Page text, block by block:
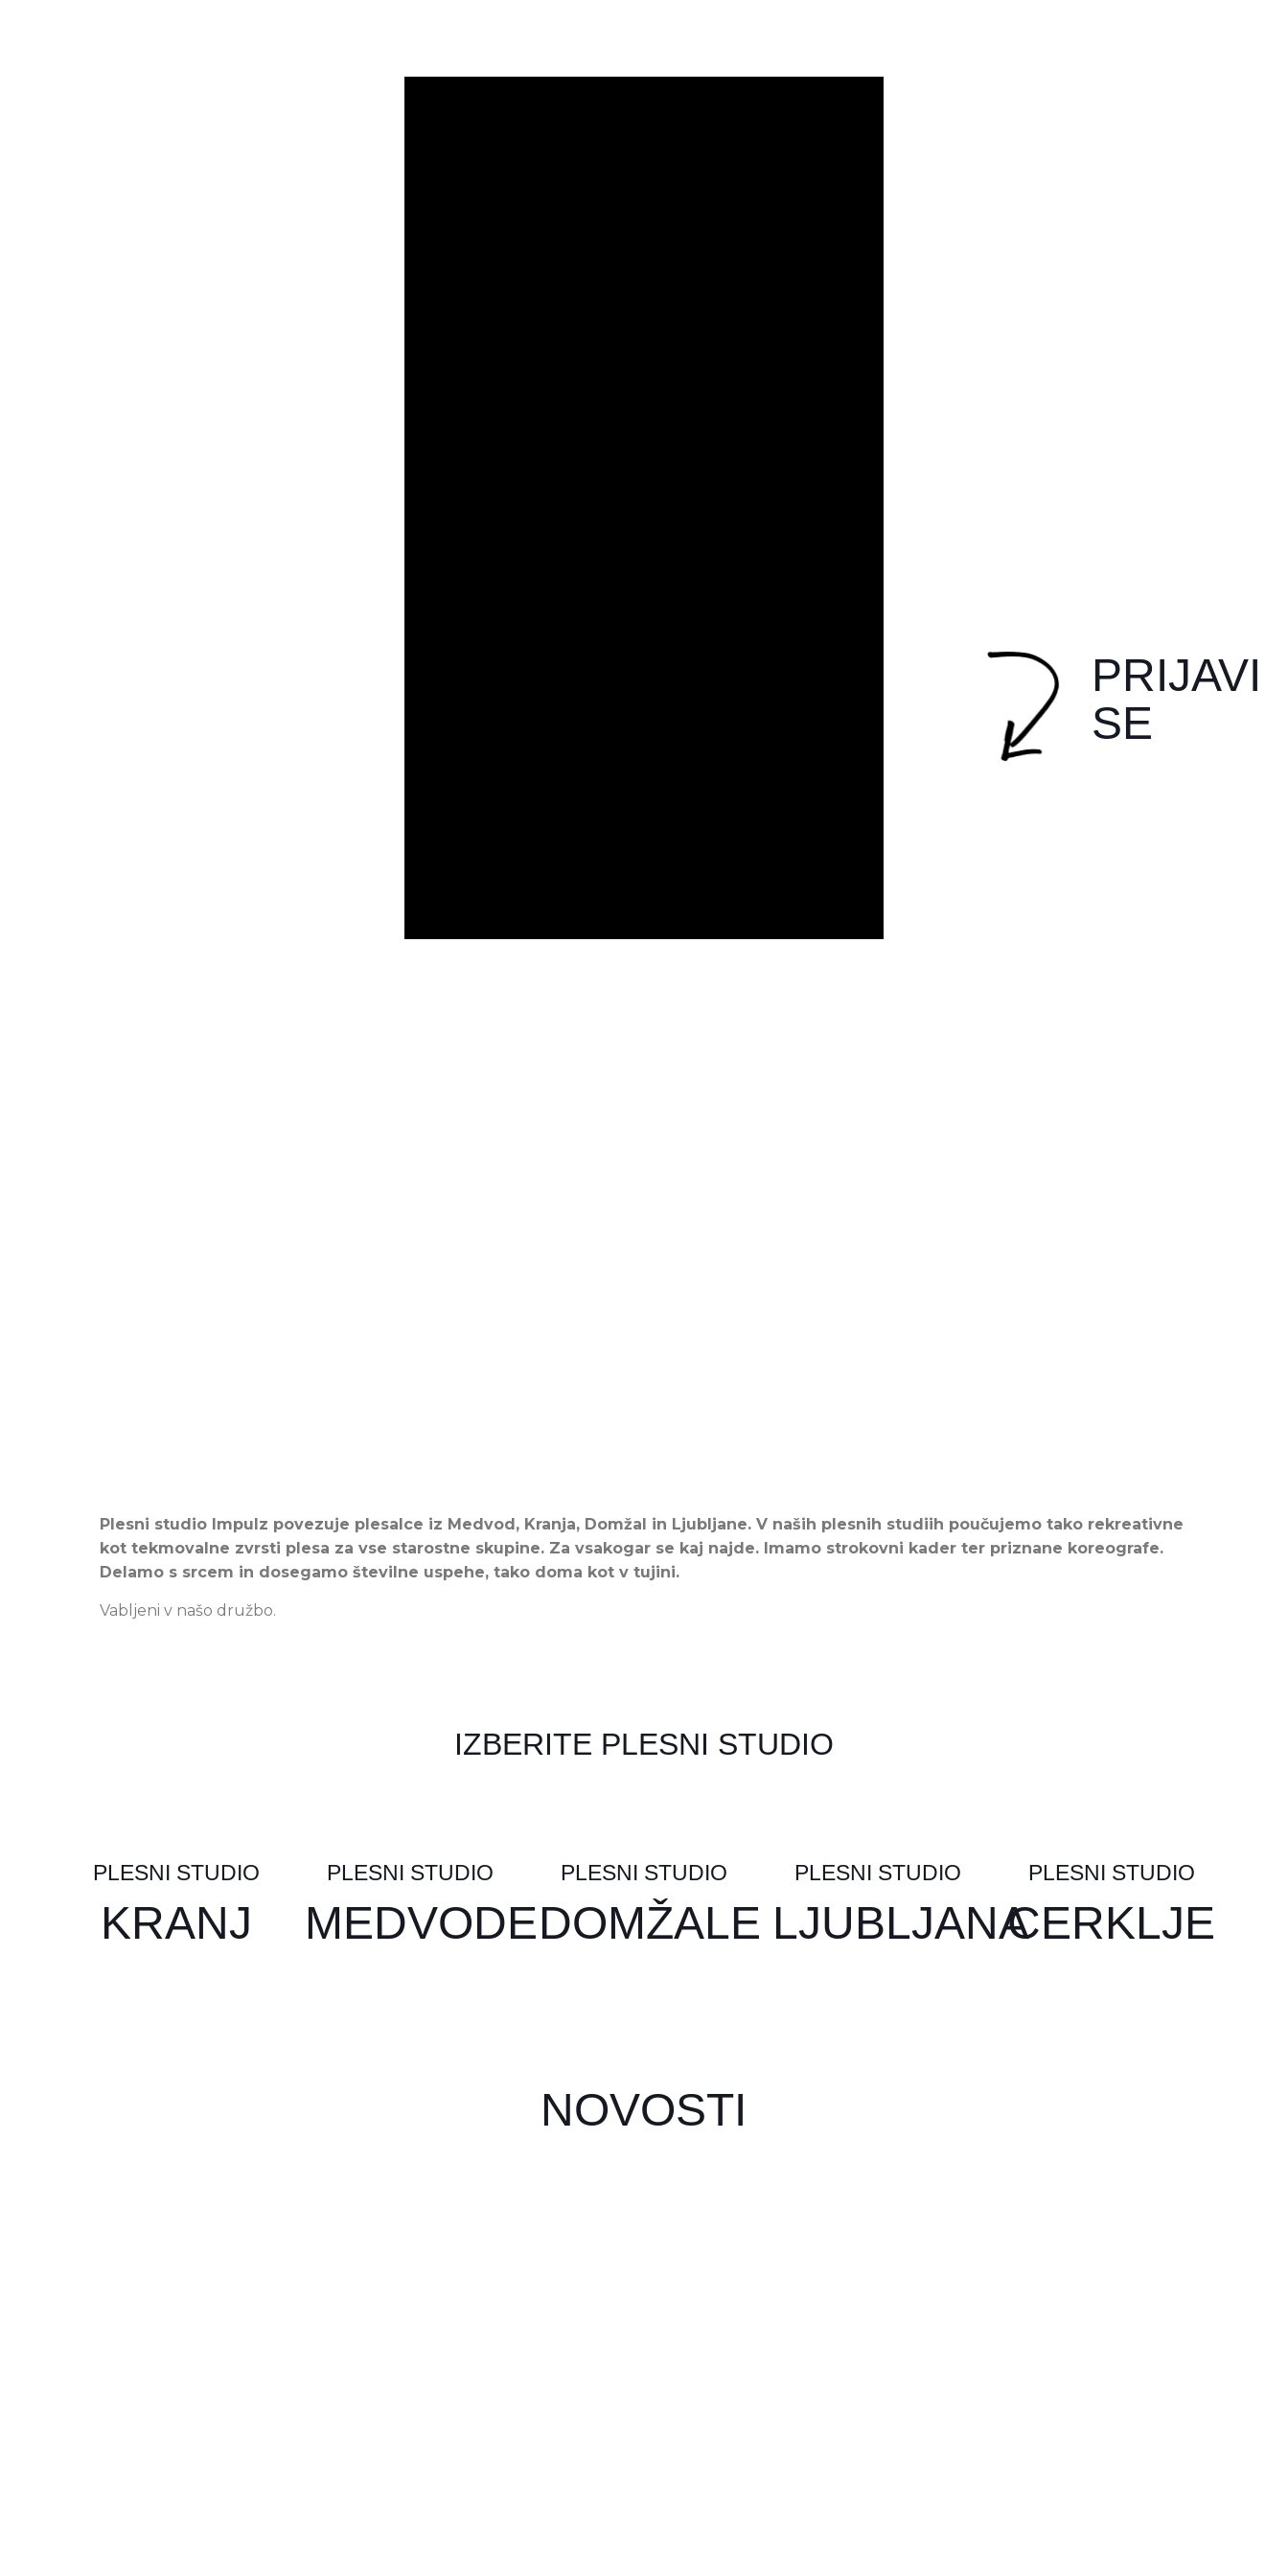
PRIJAVI
SE
Plesni studio Impulz povezuje plesalce iz Medvod, Kranja, Domžal in Ljubljane. V naših plesnih studiih poučujemo tako rekreativne
kot tekmovalne zvrsti plesa za vse starostne skupine. Za vsakogar se kaj najde. Imamo strokovni kader ter priznane koreografe.
Delamo s srcem in dosegamo številne uspehe, tako doma kot v tujini.
Vabljeni v našo družbo.
IZBERITE PLESNI STUDIO
PLESNI STUDIO
KRANJ
PLESNI STUDIO
MEDVODE
PLESNI STUDIO
DOMŽALE
PLESNI STUDIO
LJUBLJANA
PLESNI STUDIO
CERKLJE
NOVOSTI